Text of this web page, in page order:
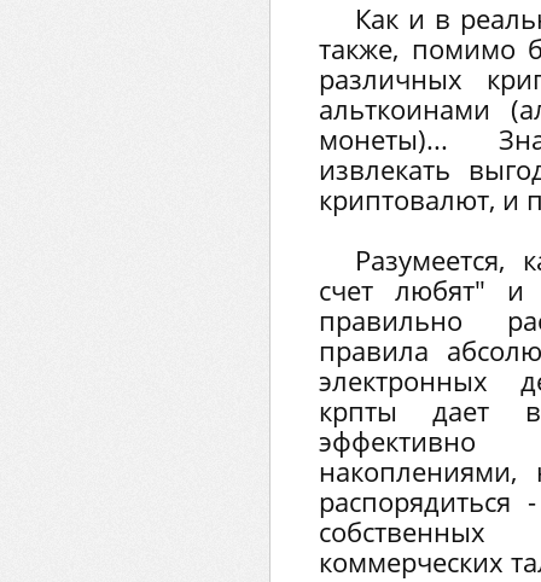
Как и в
также, помимо
различных
альткоинами
монеты)...
извлекать
криптовалют, и
Разумеется,
счет любят" и
правильно
правила
электронных
крпты дает
коммерческих